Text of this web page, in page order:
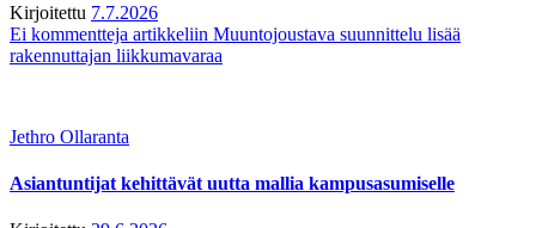
Kirjoitettu 7.7.2026
Ei kommentteja artikkeliin Muuntojoustava suunnittelu lisää
rakennuttajan liikkumavaraa
Jethro Ollaranta
Asiantuntijat kehittävät uutta mallia kampusasumiselle